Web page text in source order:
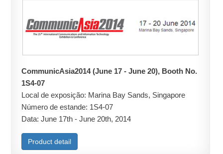
CommunicAsia2014 (June 17 - June 20), Booth No.
1S4-07
Local de exposição: Marina Bay Sands, Singapore
Número de estande: 1S4-07
Data: June 17th - June 20th, 2014
Product detail